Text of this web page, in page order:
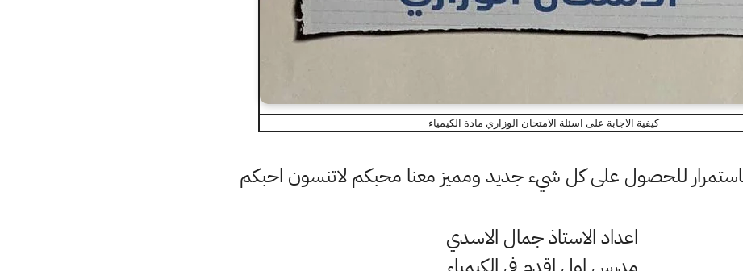
كيفية الاجابة على اسئلة الامتحان الوزاري مادة الكيمياء
باستمرار للحصول على كل شيء جديد ومميز معنا محبكم لاتنسون احبكم
اعداد الاستاذ جمال الاسدي